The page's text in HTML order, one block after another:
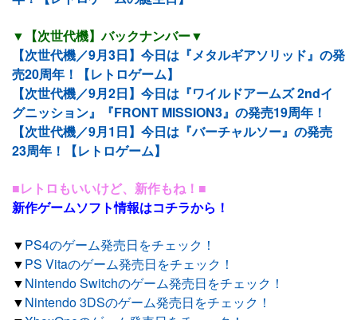
▼【次世代機】バックナンバー▼
【次世代機／9月3日】今日は『メタルギアソリッド』の発
売20周年！【レトロゲーム】
【次世代機／9月2日】今日は『ワイルドアームズ 2ndイ
グニッション』『FRONT MISSION3』の発売19周年！
【次世代機／9月1日】今日は『バーチャルソー』の発売
23周年！【レトロゲーム】
■レトロもいいけど、新作もね！■
新作ゲームソフト情報はコチラから！
▼PS4のゲーム発売日をチェック！
▼PS Vitaのゲーム発売日をチェック！
▼Nintendo Switchのゲーム発売日をチェック！
▼Nintendo 3DSのゲーム発売日をチェック！